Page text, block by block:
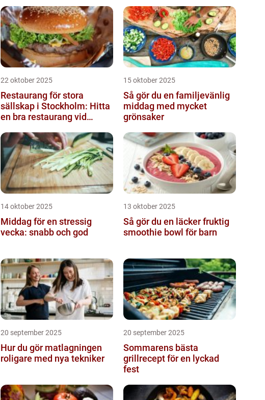
22 oktober 2025
Restaurang för stora
sällskap i Stockholm: Hitta
en bra restaurang vid
15 oktober 2025
Så gör du en familjevänlig
middag med mycket
grönsaker
14 oktober 2025
Middag för en stressig
vecka: snabb och god
13 oktober 2025
Så gör du en läcker fruktig
smoothie bowl för barn
20 september 2025
Hur du gör matlagningen
roligare med nya tekniker
20 september 2025
Sommarens bästa
grillrecept för en lyckad
fest